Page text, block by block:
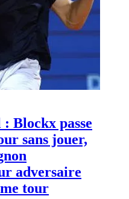
Blockx passe
sans jouer,
adversaire
tour